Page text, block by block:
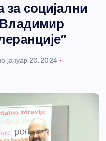
социјални
Владимир
јануар 20, 2024